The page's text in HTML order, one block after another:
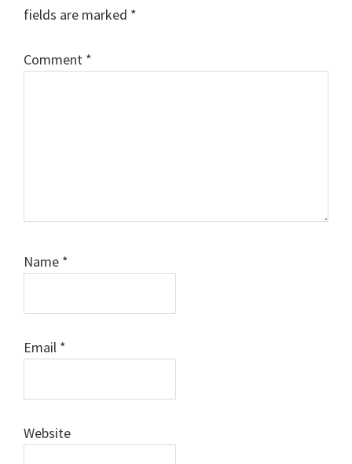
fields are marked *
Comment *
Name *
Email *
Website